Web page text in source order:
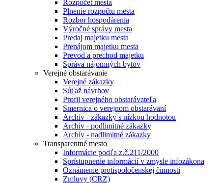
Rozpočet mesta
Plnenie rozpočtu mesta
Rozbor hospodárenia
Výročné správy mesta
Predaj majetku mesta
Prenájom majetku mesta
Prevod a prechod majetku
Správa nájomných bytov
Verejné obstarávanie
Verejné zákazky
Súťaž návrhov
Profil verejného obstarávateľa
Smernica o verejnom obstarávaní
Archív - zákazky s nízkou hodnotou
Archív - podlimitné zákazky
Archív - nadlimitné zákazky
Transparentné mesto
Informácie podľa z.č.211/2000
Sprístupnenie informácií v zmysle infozákona
Oznámenie protispoločenskej činnosti
Zmluvy (CRZ)